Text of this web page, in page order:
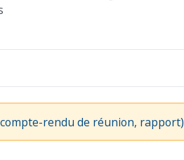
rendu de réunion, rapport)